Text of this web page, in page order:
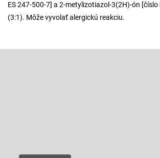
ES 247-500-7] a 2-metylizotiazol-3(2H)-ón [číslo
(3:1). Môže vyvolať alergickú reakciu.